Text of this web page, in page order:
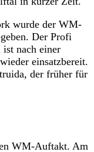
wurde der WM-
Der Profi
nach einer
einsatzbereit.
der früher für
WM-Auftakt. Am